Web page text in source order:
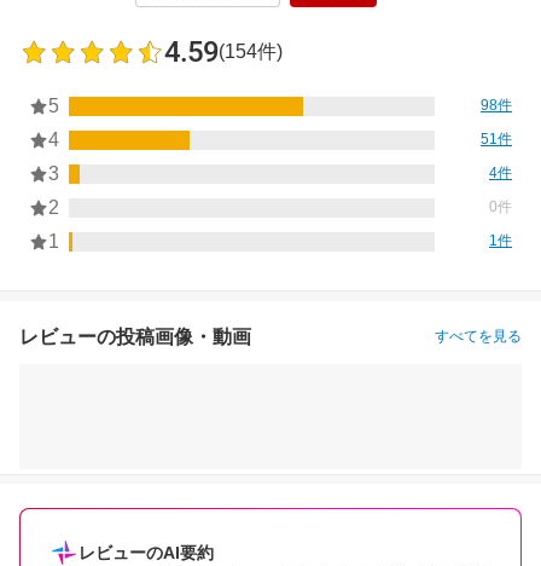
4.59(154件)
5 98件
4 51件
3 4件
2 0件
1 1件
レビューの投稿画像・動画 すべてを見る
レビューのAI要約